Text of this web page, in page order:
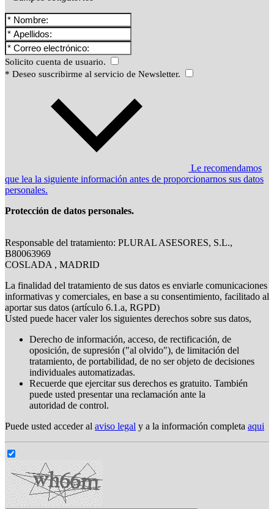
Solicito cuenta de usuario.
* Deseo suscribirme al servicio de Newsletter.
Le recomendamos
que lea la siguiente información antes de proporcionarnos sus datos
personales.
Protección de datos personales.
Responsable del tratamiento: PLURAL ASESORES, S.L.,
B80063969
COSLADA , MADRID
La finalidad del tratamiento de sus datos es enviarle comunicaciones
informativas y comerciales, en base a su consentimiento, facilitado al
aportar sus datos (artículo 6.1.a, RGPD)
Usted puede hacer valer los siguientes derechos sobre sus datos,
Derecho de información, acceso, de rectificación, de
oposición, de supresión ("al olvido"), de limitación del
tratamiento, de portabilidad, de no ser objeto de decisiones
individuales automatizadas.
Recuerde que ejercitar sus derechos es gratuito. También
puede usted presentar una reclamación ante la
autoridad de control.
Puede usted acceder al aviso legal y a la información completa aqui